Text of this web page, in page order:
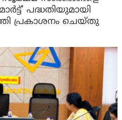
പദ്ധതിയുമായി
പ്രകാശനം ചെയ്തു